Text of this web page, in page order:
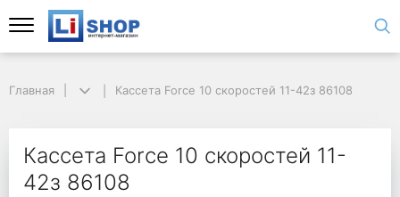
Главная Кассета Force 10 скоростей 11-42з 86108
Кассета Force 10 скоростей 11-
42з 86108